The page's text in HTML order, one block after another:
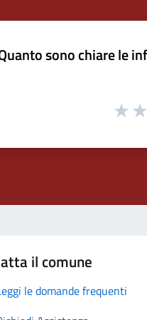
sono chiare le
il comune
le domande frequenti